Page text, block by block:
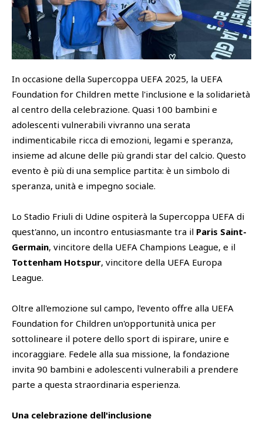
Academy
Cattedra Universidad Europea
Esports
SHOP
PHOTOGALLERY
In occasione della Supercoppa UEFA 2025, la UEFA
Foundation for Children mette l'inclusione e la solidarietà
al centro della celebrazione. Quasi 100 bambini e
adolescenti vulnerabili vivranno una serata
indimenticabile ricca di emozioni, legami e speranza,
insieme ad alcune delle più grandi star del calcio. Questo
evento è più di una semplice partita: è un simbolo di
speranza, unità e impegno sociale.
Lo Stadio Friuli di Udine ospiterà la Supercoppa UEFA di
quest'anno, un incontro entusiasmante tra il Paris Saint-
Germain, vincitore della UEFA Champions League, e il
Tottenham Hotspur, vincitore della UEFA Europa
League.
Oltre all'emozione sul campo, l'evento offre alla UEFA
Foundation for Children un'opportunità unica per
sottolineare il potere dello sport di ispirare, unire e
incoraggiare. Fedele alla sua missione, la fondazione
invita 90 bambini e adolescenti vulnerabili a prendere
parte a questa straordinaria esperienza.
Una celebrazione dell'inclusione